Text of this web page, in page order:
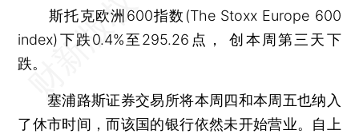
斯托克欧洲600指数(The Stoxx Europe 600
index)下跌0.4%至295.26点， 创本周第三天下
跌。
塞浦路斯证券交易所将本周四和本周五也纳入
了休市时间，而该国的银行依然未开始营业。自上